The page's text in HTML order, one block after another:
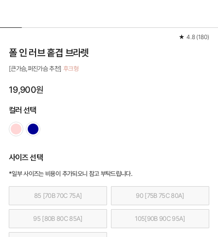
★ 4.8 (180)
폴 인 러브 홑겹 브라렛
[큰가슴,퍼진가슴 추천] 후크형
19,900원
컬러 선택
사이즈 선택
*일부 사이즈는 비용이 추가되오니 참고 부탁드립니다.
85 [70B 70C 75A] 90 [75B 75C 80A]
95 [80B 80C 85A] 105[90B 90C 95A]